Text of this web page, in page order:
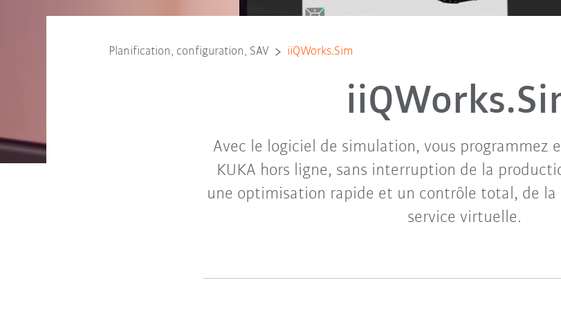
Planification, configuration, SAV iiQWorks.Sim
Avec le logiciel de simulation, vous programmez
KUKA hors ligne, sans interruption de la
une optimisation rapide et un contrôle total, de la
service virtuelle.